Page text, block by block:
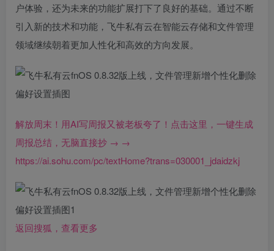
户体验，还为未来的功能扩展打下了良好的基础。通过不断
引入新的技术和功能，飞牛私有云在智能云存储和文件管理
领域继续朝着更加人性化和高效的方向发展。
解放周末！用AI写周报又被老板夸了！点击这里，一键生成
周报总结，无脑直接抄 → →
https://ai.sohu.com/pc/textHome?trans=030001_jdaidzkj
返回搜狐，查看更多